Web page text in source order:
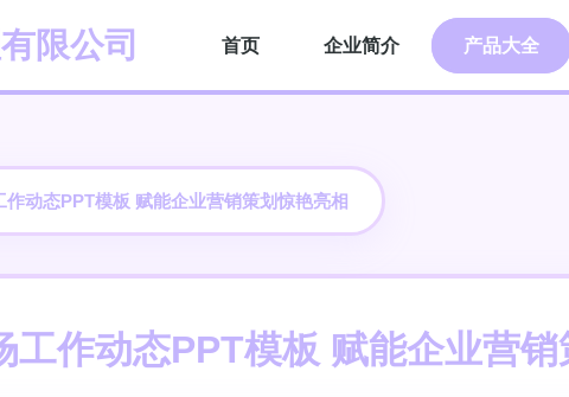
限公司 首页 企业简介 产品大全
动态PPT模板 赋能企业营销策划惊艳亮相
工作动态PPT模板 赋能企业营销